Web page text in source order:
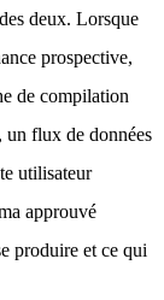
deux. Lorsque
prospective,
de compilation
un flux de données
utilisateur
approuvé
produire et ce qui